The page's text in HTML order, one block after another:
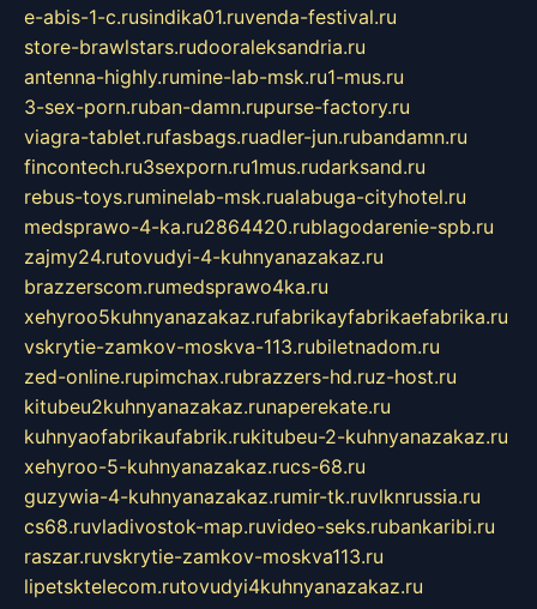
e-abis-1-c.rusindika01.ruvenda-festival.ru
store-brawlstars.rudooraleksandria.ru
antenna-highly.rumine-lab-msk.ru1-mus.ru
3-sex-porn.ruban-damn.rupurse-factory.ru
viagra-tablet.rufasbags.ruadler-jun.rubandamn.ru
fincontech.ru3sexporn.ru1mus.rudarksand.ru
rebus-toys.ruminelab-msk.rualabuga-cityhotel.ru
medsprawo-4-ka.ru2864420.rublagodarenie-spb.ru
zajmy24.rutovudyi-4-kuhnyanazakaz.ru
brazzerscom.rumedsprawo4ka.ru
xehyroo5kuhnyanazakaz.rufabrikayfabrikaefabrika.ru
vskrytie-zamkov-moskva-113.rubiletnadom.ru
zed-online.rupimchax.rubrazzers-hd.ruz-host.ru
kitubeu2kuhnyanazakaz.runaperekate.ru
kuhnyaofabrikaufabrik.rukitubeu-2-kuhnyanazakaz.ru
xehyroo-5-kuhnyanazakaz.rucs-68.ru
guzywia-4-kuhnyanazakaz.rumir-tk.ruvlknrussia.ru
cs68.ruvladivostok-map.ruvideo-seks.rubankaribi.ru
raszar.ruvskrytie-zamkov-moskva113.ru
lipetsktelecom.rutovudyi4kuhnyanazakaz.ru